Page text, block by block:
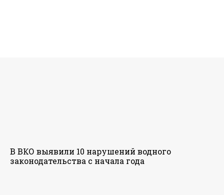
В ВКО выявили 10 нарушений водного
законодательства с начала года